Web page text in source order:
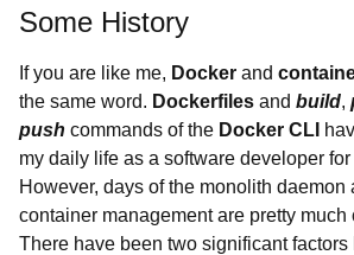
Some History
If you are like me, Docker and
the same word. Dockerfiles and build,
push commands of the Docker CLI
my daily life as a software developer
However, days of the monolith daemon
container management are pretty much
There have been two significant factors